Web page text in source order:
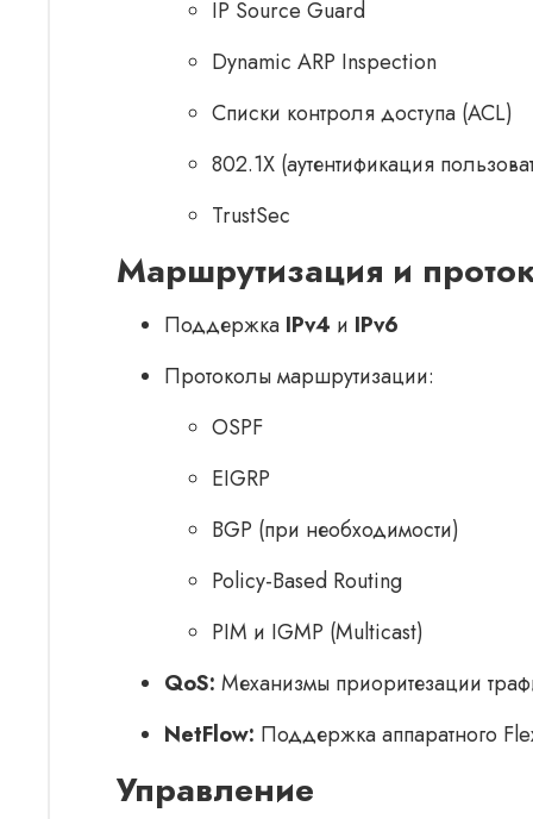
IP Source Guard
Dynamic ARP Inspection
Списки контроля доступа (ACL)
802.1X (аутентификация
TrustSec
Маршрутизация и
Поддержка IPv4 и IPv6
Протоколы маршрутизации:
OSPF
EIGRP
BGP (при необходимости)
Policy-Based Routing
PIM и IGMP (Multicast)
QoS: Механизмы приоритезации
NetFlow: Поддержка аппаратного
Управление